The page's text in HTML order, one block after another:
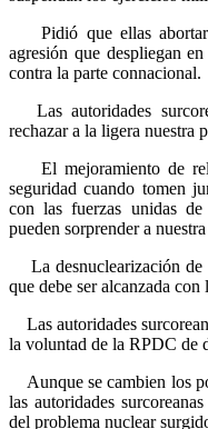
Pidió que ellas
agresión que despliegan
contra la parte connacional.
Las autoridades
rechazar a la ligera nuestra
El mejoramiento de
seguridad cuando tomen
con las fuerzas unidas
pueden sorprender a
La desnuclearización de
que debe ser alcanzada
Las autoridades
la voluntad de la RPDC de
Aunque se cambien los
las autoridades
del problema nuclear